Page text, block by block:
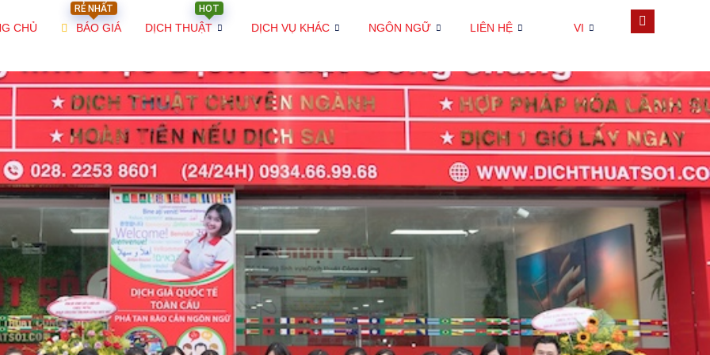
CHỦ
RẺ NHẤT
BÁO GIÁ
HOT
DỊCH THUẬT DỊCH VỤ KHÁC NGÔN NGỮ LIÊN HỆ VI